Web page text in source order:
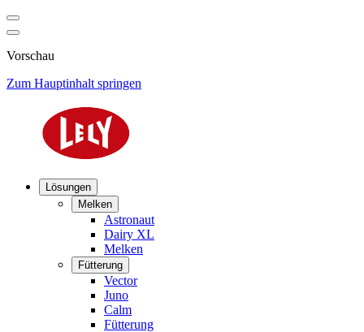
Vorschau
Zum Hauptinhalt springen
Lösungen
Melken
Astronaut
Dairy XL
Melken
Fütterung
Vector
Juno
Calm
Fütterung